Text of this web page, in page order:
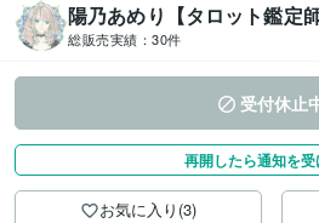
陽乃あめり【タロット鑑定師
総販売実績： 30件
受付休止
再開したら通知を受
お気に入り(3)